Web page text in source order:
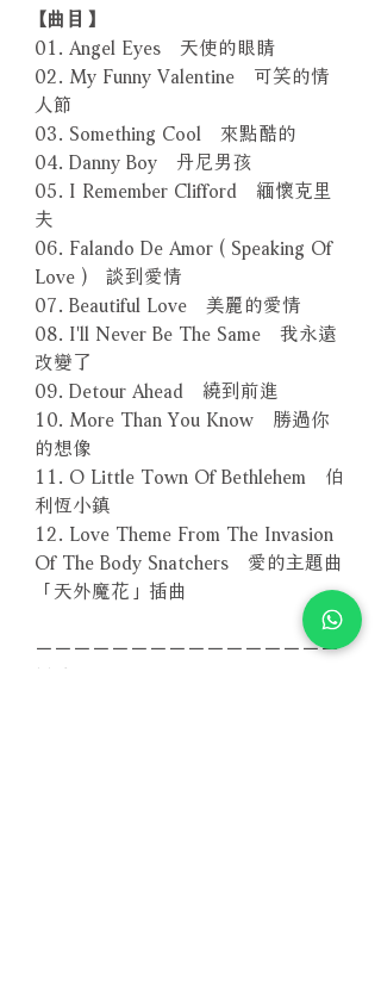
【曲目】
01. Angel Eyes 天使的眼睛
02. My Funny Valentine 可笑的情
人節
03. Something Cool 來點酷的
04. Danny Boy 丹尼男孩
05. I Remember Clifford 緬懷克里
夫
06. Falando De Amor ( Speaking Of
Love ) 談到愛情
07. Beautiful Love 美麗的愛情
08. I'll Never Be The Same 我永遠
改變了
09. Detour Ahead 繞到前進
10. More Than You Know 勝過你
的想像
11. O Little Town Of Bethlehem 伯
利恆小鎮
12. Love Theme From The Invasion
Of The Body Snatchers 愛的主題曲
「天外魔花」插曲
－－－－－－－－－－－－－－－－
編號：TKCV-35356